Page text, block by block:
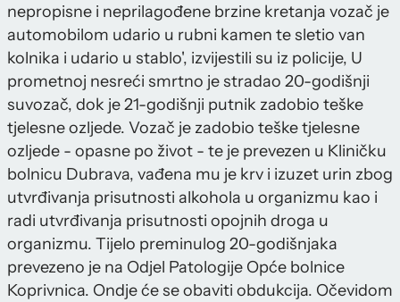
nepropisne i neprilagođene brzine kretanja vozač je
automobilom udario u rubni kamen te sletio van
kolnika i udario u stablo', izvijestili su iz policije, U
prometnoj nesreći smrtno je stradao 20-godišnji
suvozač, dok je 21-godišnji putnik zadobio teške
tjelesne ozljede. Vozač je zadobio teške tjelesne
ozljede - opasne po život - te je prevezen u Kliničku
bolnicu Dubrava, vađena mu je krv i izuzet urin zbog
utvrđivanja prisutnosti alkohola u organizmu kao i
radi utvrđivanja prisutnosti opojnih droga u
organizmu. Tijelo preminulog 20-godišnjaka
prevezeno je na Odjel Patologije Opće bolnice
Koprivnica. Ondje će se obaviti obdukcija. Očevidom